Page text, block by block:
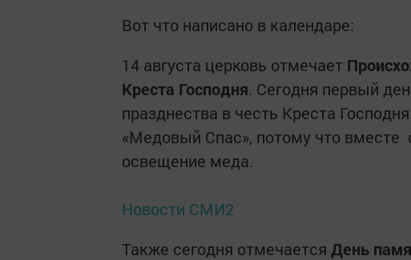
Вот что написано в календаре:
14 августа церковь отмечает
Креста Господня. Сегодня первый
празднества в честь Креста
«Медовый Спас», потому что
освещение меда.
Новости СМИ2
Также сегодня отмечается День